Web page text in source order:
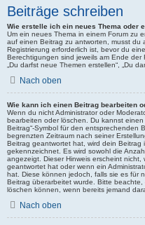
Beiträge schreiben
Wie erstelle ich ein neues Thema oder
Um ein neues Thema in einem Forum zu
auf einen Beitrag zu antworten, musst du
Registrierung erforderlich ist, bevor du
Berechtigungen sind jeweils am Ende der
„Du darfst neue Themen erstellen“, „Du
Nach oben
Wie kann ich einen Beitrag bearbeiten
Wenn du nicht Administrator oder
bearbeiten oder löschen. Du kannst
Beitrag“-Symbol für den entsprechenden
begrenzten Zeitraum nach seiner
Beitrag geantwortet hat, wird dein
gekennzeichnet. Es wird sowohl die
angezeigt. Dieser Hinweis erscheint
geantwortet hat oder wenn ein
hat. Diese können jedoch, falls sie es für
Beitrag überarbeitet wurde. Bitte
löschen können, wenn bereits jemand
Nach oben